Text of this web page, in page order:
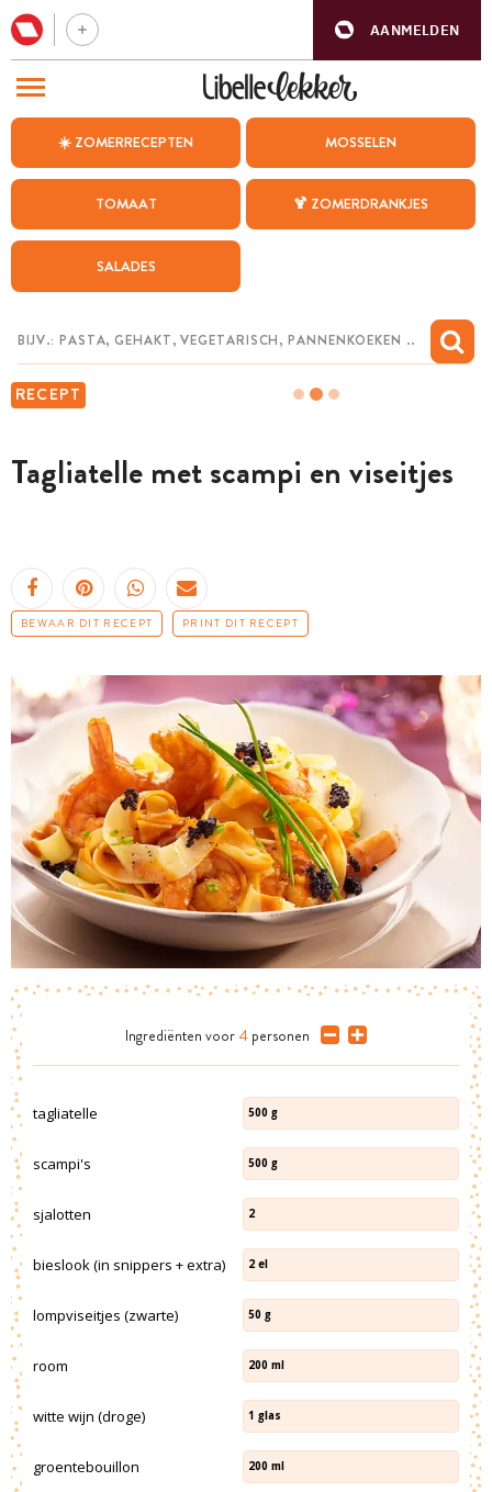
AANMELDEN
☀️ ZOMERRECEPTEN MOSSELEN
TOMAAT 🍹 ZOMERDRANKJES
SALADES
RECEPT
Tagliatelle met scampi en viseitjes
BEWAAR DIT RECEPT PRINT DIT RECEPT
Ingrediënten voor 4 personen
tagliatelle 500 g
scampi's 500 g
sjalotten 2
bieslook (in snippers + extra) 2 el
lompviseitjes (zwarte) 50 g
room 200 ml
witte wijn (droge) 1 glas
groentebouillon 200 ml
BEZOEK ONZE ANDERE WEBSITES
WEEKMENU
CHAT MET MAIA
MIJN BEWAARDE RECEPTEN